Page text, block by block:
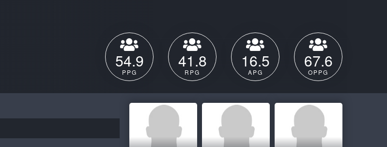
屏東國民聯盟
大港開打高雄籃球聯盟
BTC籃球聯盟
ELITE週日籃球聯盟-中壢場
54.9
PPG
41.8
RPG
16.5
APG
67.6
OPPG